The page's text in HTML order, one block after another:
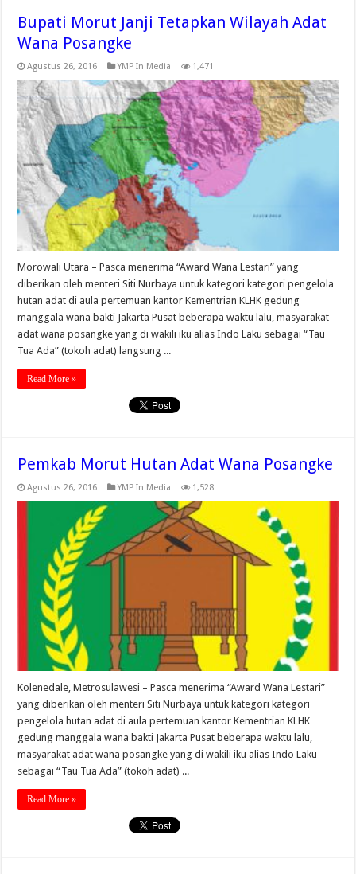
Bupati Morut Janji Tetapkan Wilayah Adat
Wana Posangke
Agustus 26, 2016 YMP In Media 1,471
Morowali Utara – Pasca menerima “Award Wana Lestari” yang
diberikan oleh menteri Siti Nurbaya untuk kategori kategori pengelola
hutan adat di aula pertemuan kantor Kementrian KLHK gedung
manggala wana bakti Jakarta Pusat beberapa waktu lalu, masyarakat
adat wana posangke yang di wakili iku alias Indo Laku sebagai “Tau
Tua Ada” (tokoh adat) langsung ...
Read More »
Pemkab Morut Hutan Adat Wana Posangke
Agustus 26, 2016 YMP In Media 1,528
Kolenedale, Metrosulawesi – Pasca menerima “Award Wana Lestari”
yang diberikan oleh menteri Siti Nurbaya untuk kategori kategori
pengelola hutan adat di aula pertemuan kantor Kementrian KLHK
gedung manggala wana bakti Jakarta Pusat beberapa waktu lalu,
masyarakat adat wana posangke yang di wakili iku alias Indo Laku
sebagai “Tau Tua Ada” (tokoh adat) ...
Read More »